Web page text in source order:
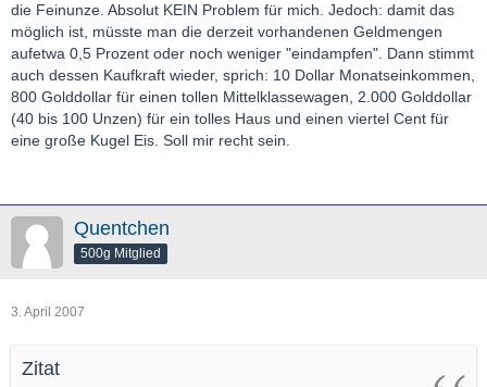
die Feinunze. Absolut KEIN Problem für mich. Jedoch: damit das
möglich ist, müsste man die derzeit vorhandenen Geldmengen
aufetwa 0,5 Prozent oder noch weniger "eindampfen". Dann stimmt
auch dessen Kaufkraft wieder, sprich: 10 Dollar Monatseinkommen,
800 Golddollar für einen tollen Mittelklassewagen, 2.000 Golddollar
(40 bis 100 Unzen) für ein tolles Haus und einen viertel Cent für
eine große Kugel Eis. Soll mir recht sein.
Quentchen
500g Mitglied
3. April 2007
Zitat